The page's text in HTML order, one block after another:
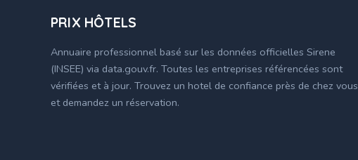
PRIX HÔTELS
Annuaire professionnel basé sur les données officielles Sirene
(INSEE) via data.gouv.fr. Toutes les entreprises référencées sont
vérifiées et à jour. Trouvez un hotel de confiance près de chez vous
et demandez un réservation.